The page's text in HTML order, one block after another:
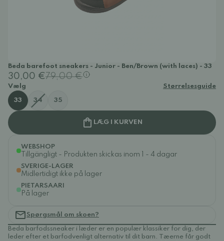
Beda barefoot sneakers - Junior - Ben/Brown (with laces) - 33
30,00 €79,00 €
Vælg Størrelsesguide
33 34 35
LÆG I KURVEN
WEBSHOP
Tillgängligt - Produkten skickas inom 1 - 4 dagar
SVERIGE-LAGER
Midlertidigt ikke på lager
PIETARSAARI
På lager
Spørgsmål om skoen?
Beda barfodssneaker i læder er en populær klassiker for dig, der
leder efter et barfodvenligt alternativ til dit barn. Tæerne får godt